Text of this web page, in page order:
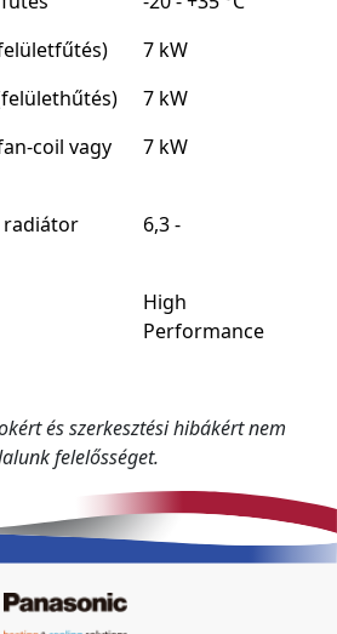
7 kW
7 kW
coil vagy
7 kW
radiátor
6,3 -
High
Performance
és szerkesztési hibákért nem
felelősséget.